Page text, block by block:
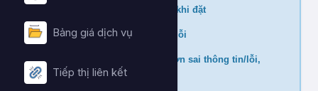
Bảng giá dịch vụ
Tiếp thị liên kết
Kiểm tra min/max quantity trước khi đặt
Đảm bảo link chính xác để tránh lỗi
Không hỗ trợ và hoàn tiền nếu đơn sai thông tin/lỗi,
cài đè đơn